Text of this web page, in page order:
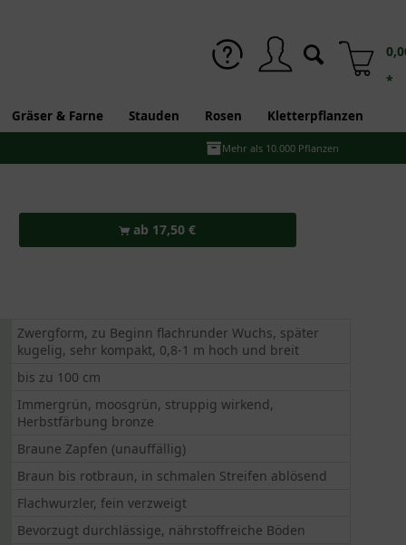
*
Gräser & Farne Stauden Rosen Kletterpflanzen
Mehr als 10.000 Pflanzen
ab 17,50 €
Zwergform, zu Beginn flachrunder Wuchs, später
kugelig, sehr kompakt, 0,8-1 m hoch und breit
bis zu 100 cm
Immergrün, moosgrün, struppig wirkend,
Herbstfärbung bronze
Braune Zapfen (unauffällig)
Braun bis rotbraun, in schmalen Streifen ablösend
Flachwurzler, fein verzweigt
Bevorzugt durchlässige, nährstoffreiche Böden